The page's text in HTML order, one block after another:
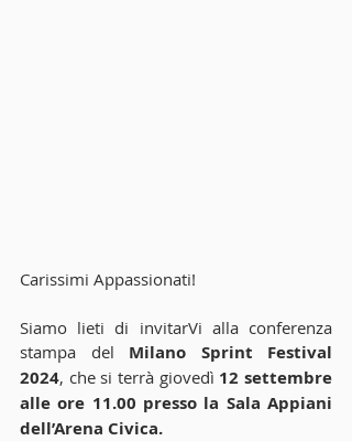
Carissimi Appassionati!
Siamo lieti di invitarVi alla conferenza
stampa del Milano Sprint Festival
2024, che si terrà giovedì 12 settembre
alle ore 11.00 presso la Sala Appiani
dell’Arena Civica.